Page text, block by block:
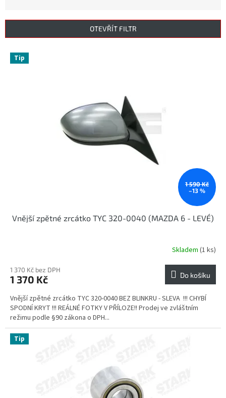
r
OTEVŘÍT FILTR
V Tip
1 590 Kč
–13 %
Vnější zpětné zrcátko TYC 320-0040 (MAZDA 6 - LEVÉ)
Skladem (1 ks)
1 370 Kč bez DPH
1 370 Kč Do košíku
Vnější zpětné zrcátko TYC 320-0040 BEZ BLINKRU - SLEVA !!! CHYBÍ
SPODNÍ KRYT !!! REÁLNÉ FOTKY V PŘÍLOZE!! Prodej ve zvláštním
režimu podle §90 zákona o DPH...
Tip